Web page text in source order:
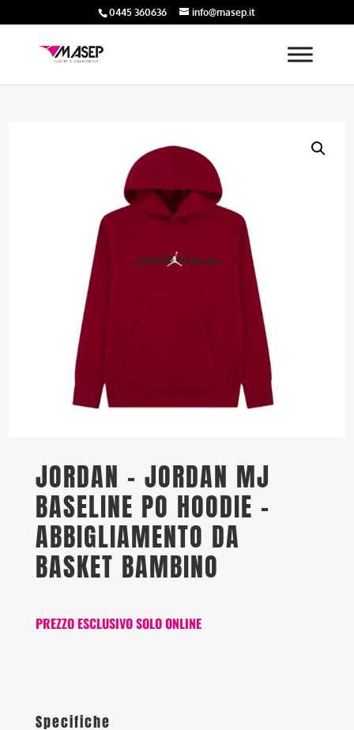
0445 360636 info@masep.it
JORDAN – JORDAN MJ
BASELINE PO HOODIE –
ABBIGLIAMENTO DA
BASKET BAMBINO
PREZZO ESCLUSIVO SOLO ONLINE
Specifiche